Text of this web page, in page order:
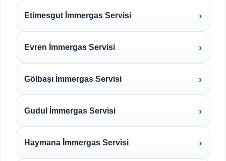
Etimesgut İmmergas Servisi
Evren İmmergas Servisi
Gölbaşı İmmergas Servisi
Gudul İmmergas Servisi
Haymana İmmergas Servisi